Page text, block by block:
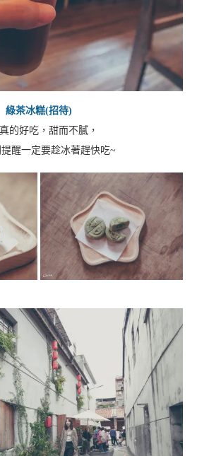
綠茶冰糕(招待)
的好吃，甜而不膩，
醒一定要趁冰著趕快吃~